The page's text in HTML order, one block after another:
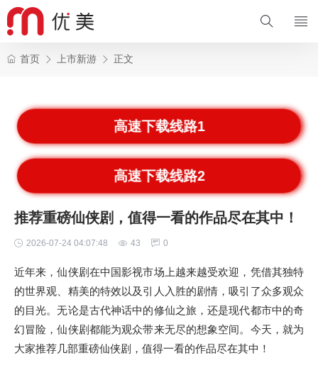
首页 上市新游 正文
高速下载线路1
高速下载线路2
推荐重磅仙侠剧，值得一看的作品尽在其中！
2026-07-24 04:07:48 43 0
近年来，仙侠剧在中国影视市场上越来越受欢迎，凭借其独特
的世界观、精美的特效以及引人入胜的剧情，吸引了众多观众
的目光。无论是古代神话中的修仙之旅，还是现代都市中的奇
幻冒险，仙侠剧都能为观众带来无尽的想象空间。今天，就为
大家推荐几部重磅仙侠剧，值得一看的作品尽在其中！